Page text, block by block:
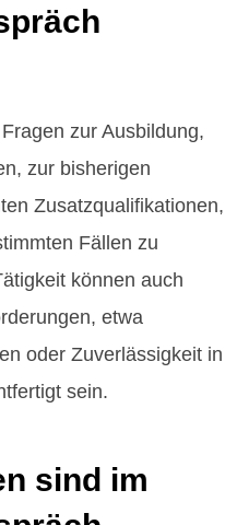
zur Ausbildung,
zur bisherigen
Zusatzqualifikationen,
Fällen zu
können auch
etwa
oder Zuverlässigkeit in
sein.
sind im